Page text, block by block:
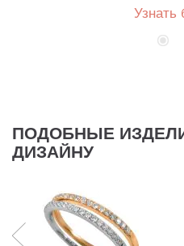
Узнать
ПОДОБНЫЕ
ДИЗАЙНУ